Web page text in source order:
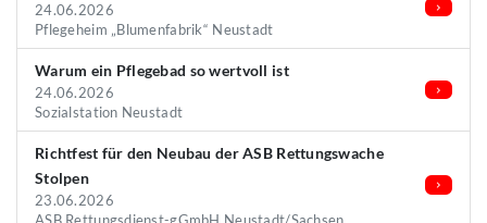
24.06.2026
Pflegeheim „Blumenfabrik“ Neustadt
Warum ein Pflegebad so wertvoll ist
24.06.2026
Sozialstation Neustadt
Richtfest für den Neubau der ASB Rettungswache
Stolpen
23.06.2026